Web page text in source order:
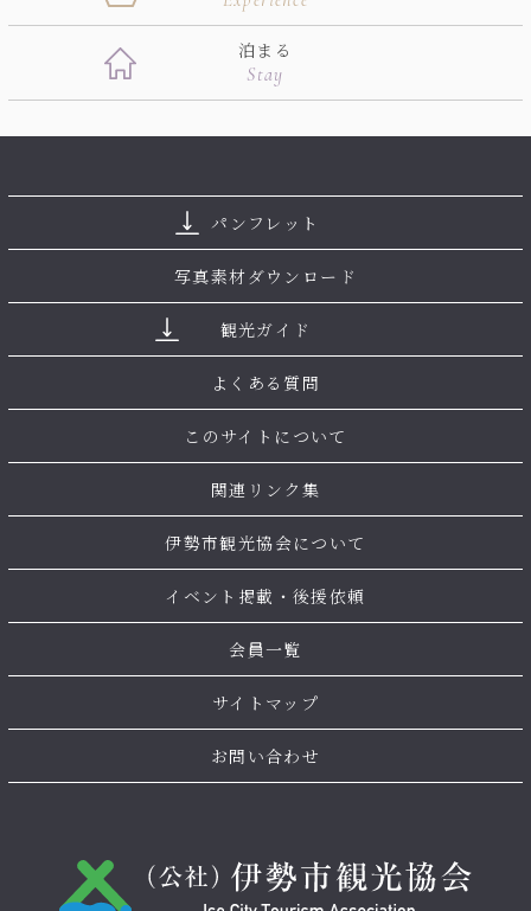
泊まる
Stay
パンフレット
写真素材ダウンロード
観光ガイド
よくある質問
このサイトについて
関連リンク集
伊勢市観光協会について
イベント掲載・後援依頼
会員一覧
サイトマップ
お問い合わせ